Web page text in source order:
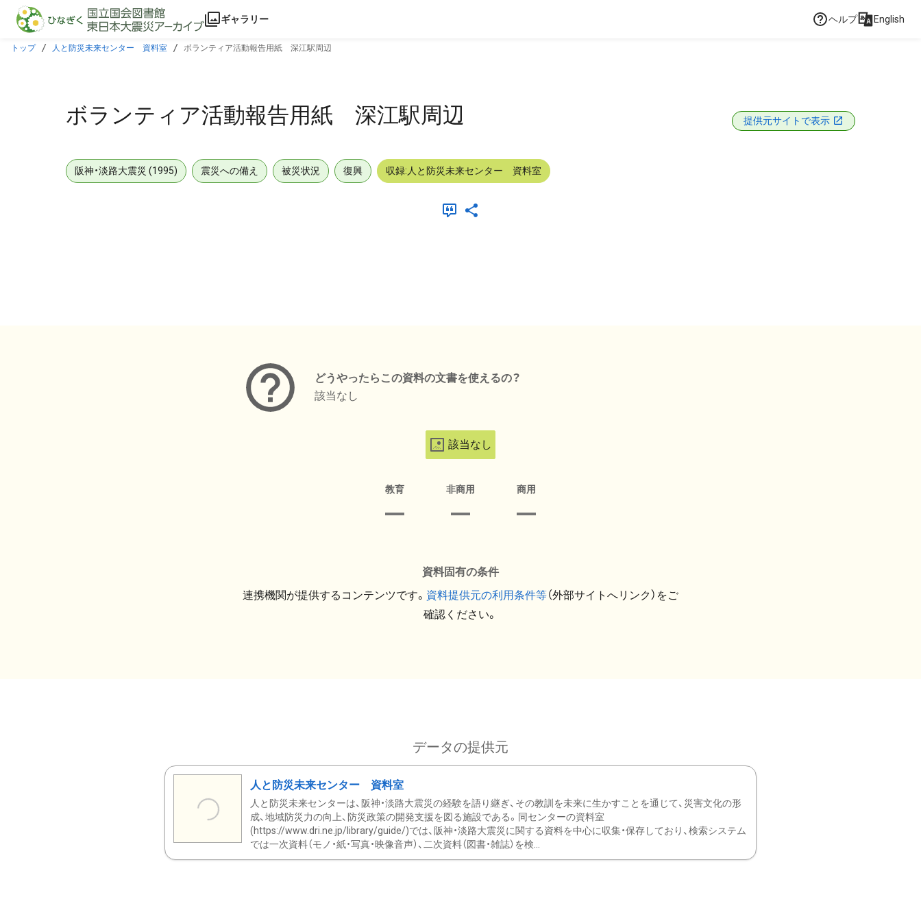
本文に飛ぶ
ギャラリー ヘルプ English
トップ 人と防災未来センター 資料室 ボランティア活動報告用紙 深江駅周辺
ボランティア活動報告用紙 深江駅周辺 提供元サイトで表示
阪神・淡路大震災 (1995) 震災への備え 被災状況 復興 収録:人と防災未来センター 資料室
どうやったらこの資料の文書を使えるの？
該当なし
該当なし
教育 非商用 商用
資料固有の条件
連携機関が提供するコンテンツです。 資料提供元の利用条件等（外部サイトへリンク）をご
確認ください。
データの提供元
人と防災未来センター 資料室
人と防災未来センターは、阪神・淡路大震災の経験を語り継ぎ、その教訓を未来に生かすことを通じて、災害文化の形
成、地域防災力の向上、防災政策の開発支援を図る施設である。同センターの資料室
(https://www.dri.ne.jp/library/guide/)では、阪神・淡路大震災に関する資料を中心に収集・保存しており、検索システム
では一次資料（モノ・紙・写真・映像音声）、二次資料（図書・雑誌）を検...